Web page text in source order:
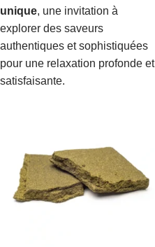
unique, une invitation à
explorer des saveurs
authentiques et sophistiquées
pour une relaxation profonde et
satisfaisante.